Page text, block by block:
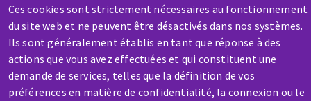
Ces cookies sont strictement nécessaires au fonctionnement
du site web et ne peuvent être désactivés dans nos systèmes.
Ils sont généralement établis en tant que réponse à des
actions que vous avez effectuées et qui constituent une
demande de services, telles que la définition de vos
préférences en matière de confidentialité, la connexion ou le
Contactez-nous